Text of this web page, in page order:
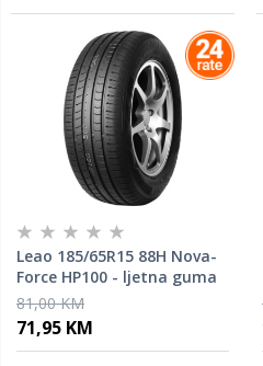
Leao 185/65R15 88H Nova-
Force HP100 - ljetna guma
81,00 KM
71,95 KM